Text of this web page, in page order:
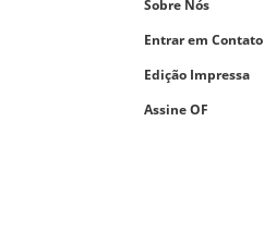
Sobre Nós
Entrar em Contato
Edição Impressa
Assine OF